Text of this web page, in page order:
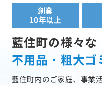
創業
10年以上
藍住町の様々な
不用品・粗大ゴ
藍住町内のご家庭、事業